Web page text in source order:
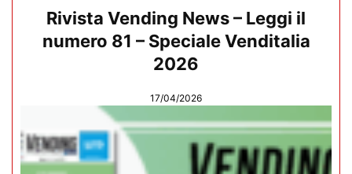
Rivista Vending News – Leggi il
numero 81 – Speciale Venditalia
2026
17/04/2026